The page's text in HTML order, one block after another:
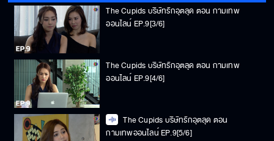
The Cupids บริษัทรักอุตลุด ตอน กามเทพ
ออนไลน์ EP.9[3/6]
The Cupids บริษัทรักอุตลุด ตอน กามเทพ
ออนไลน์ EP.9[4/6]
The Cupids บริษัทรักอุตลุด ตอน
กามเทพออนไลน์ EP.9[5/6]